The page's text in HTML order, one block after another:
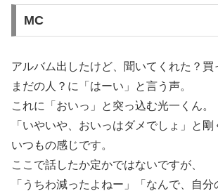
MC
アルバム出したけど、聞いてくれた？買
まだの人？に「はーい」と言う声。
これに「おいっ」と突っ込む光一くん。
「いやいや、おいっはダメでしょ」と剛
いつもの感じです。
ここで話したか定かではないですが、
「うちわ減ったよねー」「なんで、自